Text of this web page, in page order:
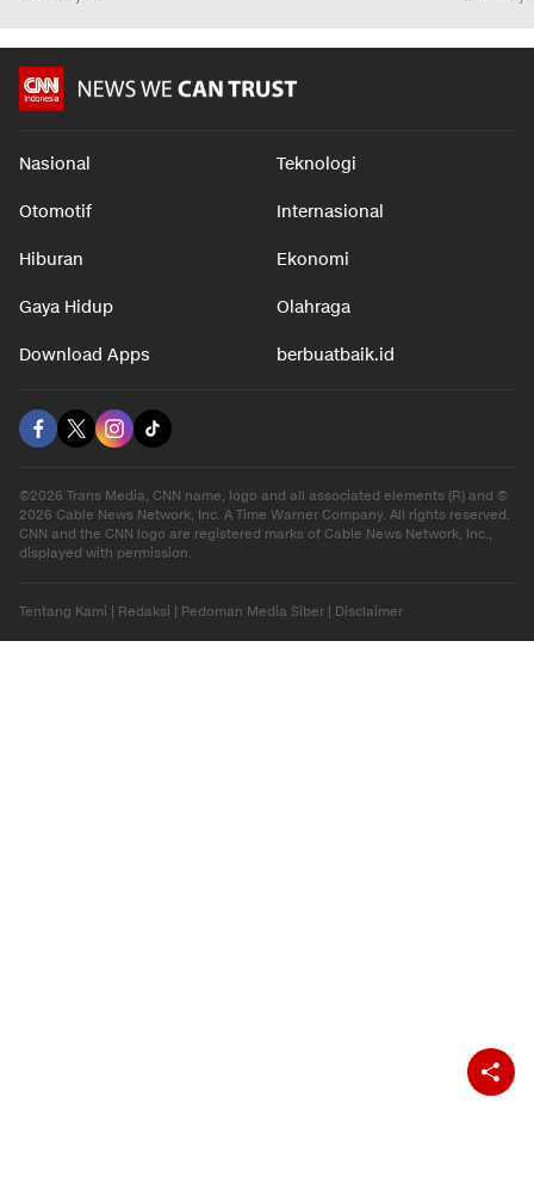
Nasional Teknologi
Otomotif Internasional
Hiburan Ekonomi
Gaya Hidup Olahraga
Download Apps berbuatbaik.id
©2026 Trans Media, CNN name, logo and all associated elements (R) and ©
2026 Cable News Network, Inc. A Time Warner Company. All rights reserved.
CNN and the CNN logo are registered marks of Cable News Network, Inc.,
displayed with permission.
Tentang Kami Redaksi Pedoman Media Siber Disclaimer